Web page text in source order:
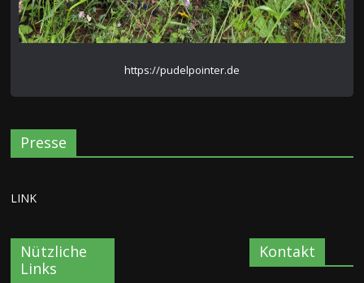
https://pudelpointer.de
Presse
LINK
Nützliche
Links
Kontakt